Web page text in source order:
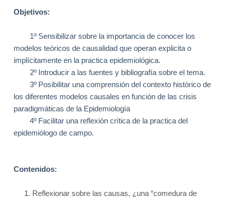
Objetivos:
1º Sensibilizar sobre la importancia de conocer los
modelos teóricos de causalidad que operan explicita o
implícitamente en la practica epidemiológica.
2º Introducir a las fuentes y bibliografía sobre el tema.
3º Posibilitar una comprensión del contexto histórico de
los diferentes modelos causales en función de las crisis
paradigmáticas de la Epidemiología
4º Facilitar una reflexión crítica de la practica del
epidemiólogo de campo.
Contenidos:
Reflexionar sobre las causas, ¿una “comedura de